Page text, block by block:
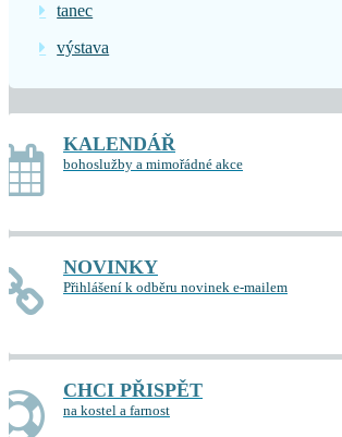
tanec
výstava
KALENDÁŘ
bohoslužby a mimořádné akce
NOVINKY
Přihlášení k odběru novinek e-mailem
CHCI PŘISPĚT
na kostel a farnost